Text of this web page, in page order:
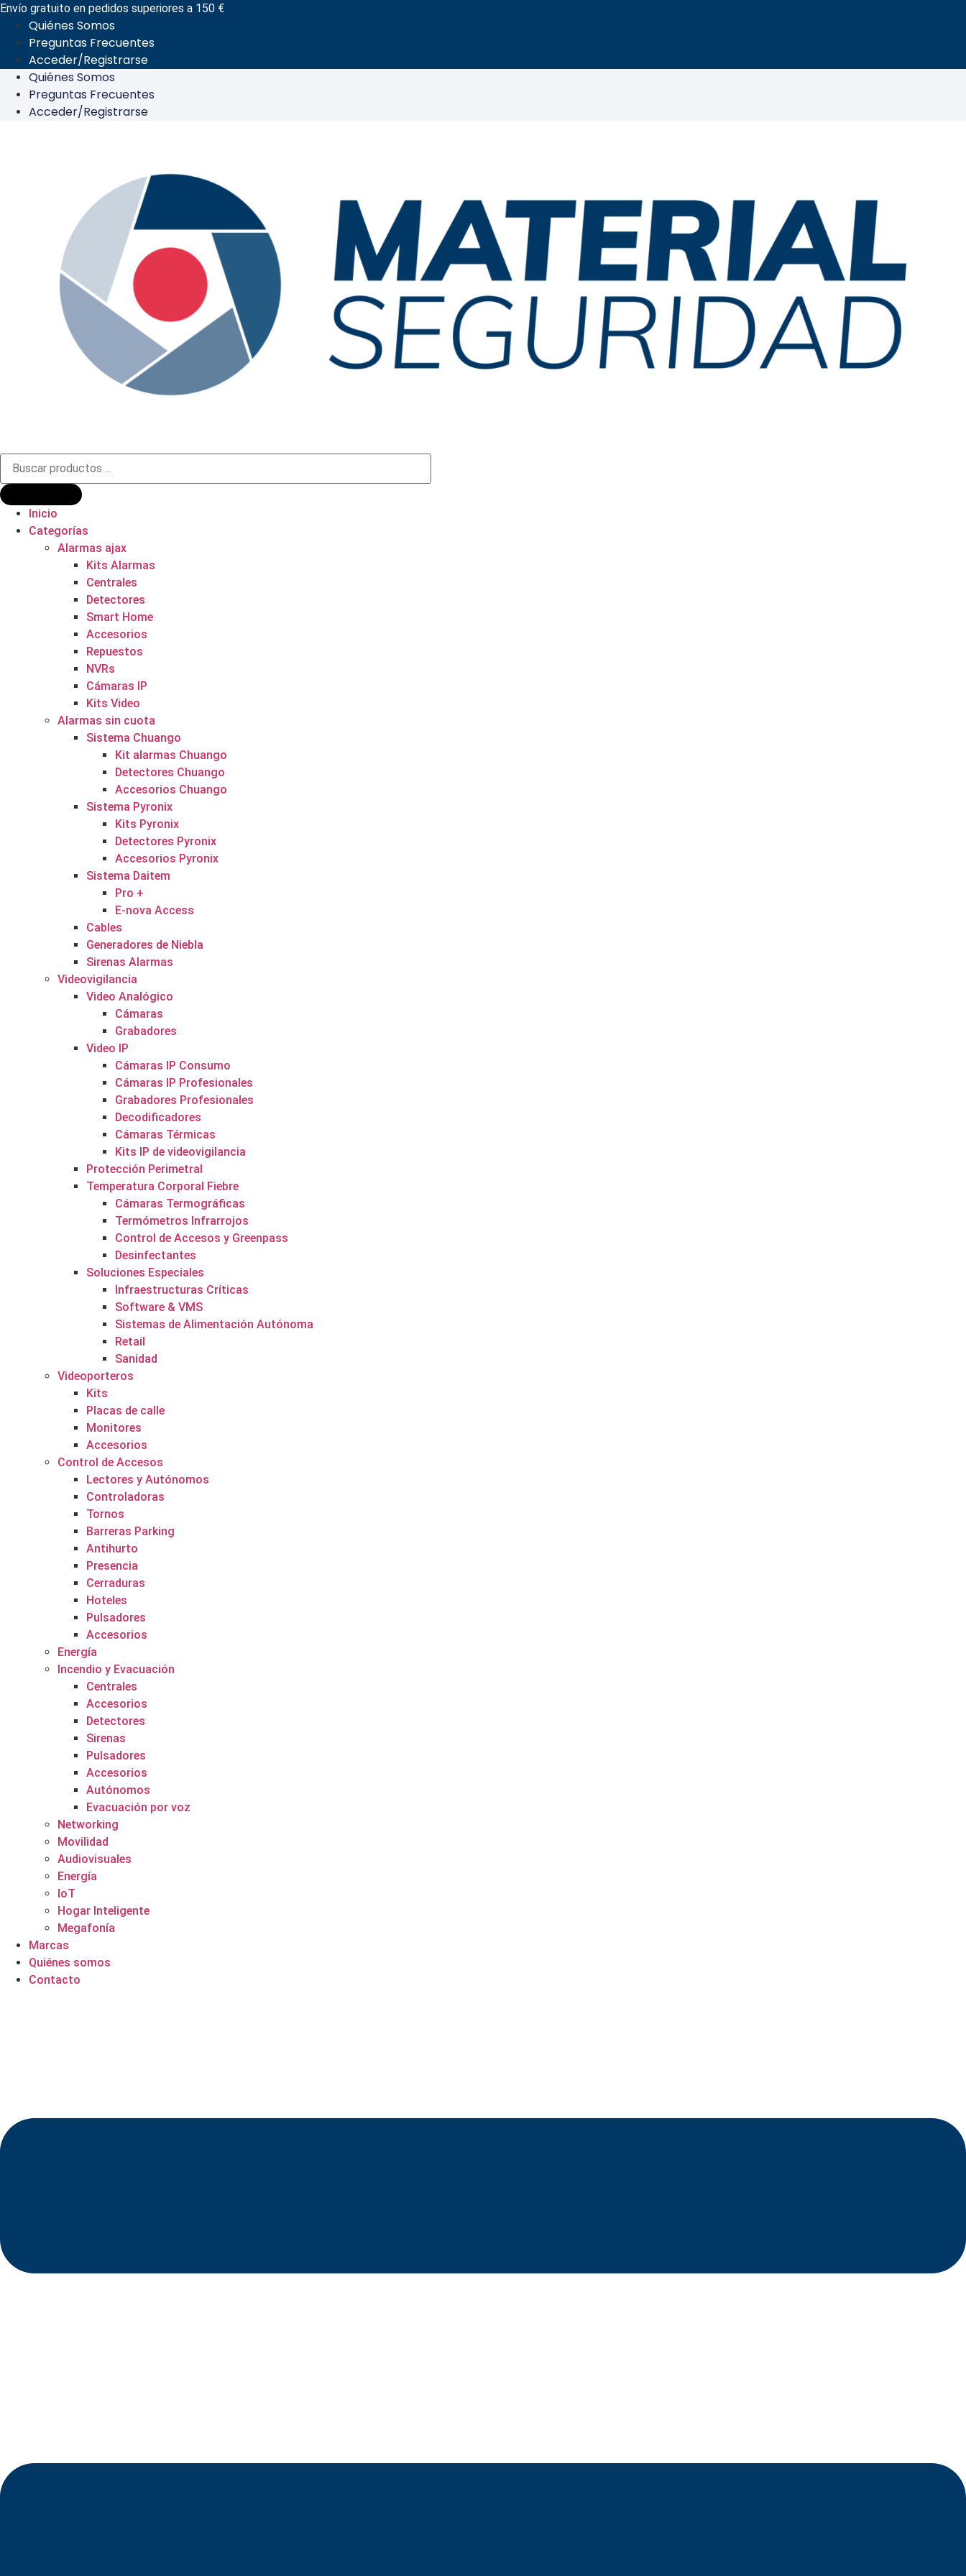
Ir
contenido
Envío gratuito en pedidos superiores a 150 €
Quiénes Somos
Preguntas Frecuentes
Acceder/Registrarse
Quiénes Somos
Preguntas Frecuentes
Acceder/Registrarse
Búsqueda
productos
Inicio
Categorías
Alarmas ajax
Kits Alarmas
Centrales
Detectores
Smart Home
Accesorios
Repuestos
NVRs
Cámaras IP
Kits Video
Alarmas sin cuota
Sistema Chuango
Kit alarmas Chuango
Detectores Chuango
Accesorios Chuango
Sistema Pyronix
Kits Pyronix
Detectores Pyronix
Accesorios Pyronix
Sistema Daitem
Pro +
E-nova Access
Cables
Generadores de Niebla
Sirenas Alarmas
Videovigilancia
Video Analógico
Cámaras
Grabadores
Video IP
Cámaras IP Consumo
Cámaras IP Profesionales
Grabadores Profesionales
Decodificadores
Cámaras Térmicas
Kits IP de videovigilancia
Protección Perimetral
Temperatura Corporal Fiebre
Cámaras Termográficas
Termómetros Infrarrojos
Control de Accesos y Greenpass
Desinfectantes
Soluciones Especiales
Infraestructuras Críticas
Software & VMS
Sistemas de Alimentación Autónoma
Retail
Sanidad
Videoporteros
Kits
Placas de calle
Monitores
Accesorios
Control de Accesos
Lectores y Autónomos
Controladoras
Tornos
Barreras Parking
Antihurto
Presencia
Cerraduras
Hoteles
Pulsadores
Accesorios
Energía
Incendio y Evacuación
Centrales
Accesorios
Detectores
Sirenas
Pulsadores
Accesorios
Autónomos
Evacuación por voz
Networking
Movilidad
Audiovisuales
Energía
IoT
Hogar Inteligente
Megafonía
Marcas
Quiénes somos
Contacto